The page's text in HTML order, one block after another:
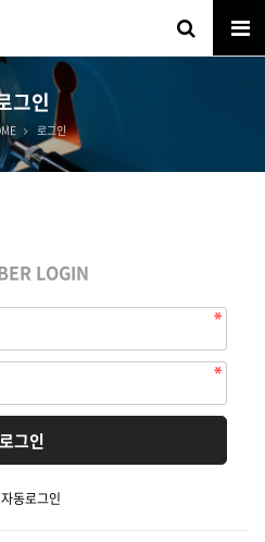
그인
로그인
LOGIN
자동로그인